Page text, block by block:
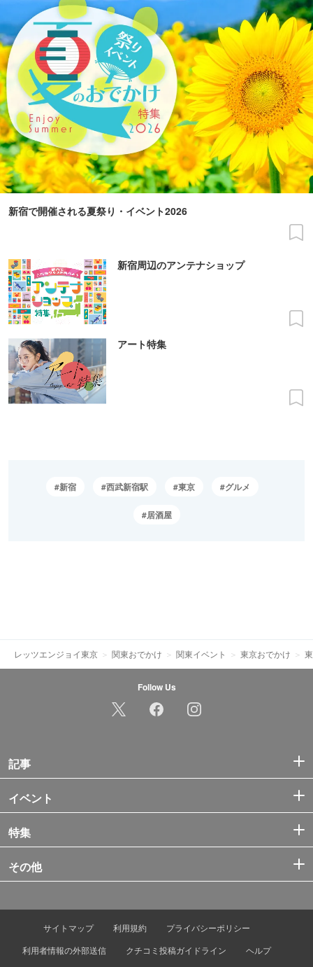
新宿で開催される夏祭り・イベント2026
新宿周辺のアンテナショップ
アート特集
新宿 西武新宿駅 東京 グルメ
居酒屋
レッツエンジョイ東京 関東おでかけ 関東イベント 東京おでかけ
Follow Us
記事
イベント
特集
その他
サイトマップ 利用規約
プライバシーポリシー
利用者情報の外部送信
クチコミ投稿ガイドライン
ヘルプ